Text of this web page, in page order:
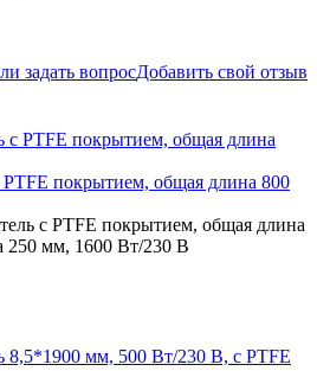
задать вопросДобавить свой отзыв
PTFE покрытием, общая длина 800
с PTFE покрытием, общая длина
250 мм, 1600 Вт/230 В